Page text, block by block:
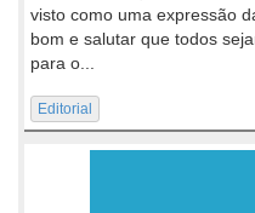
visto como uma expressão
bom e salutar que todos
para o...
Editorial